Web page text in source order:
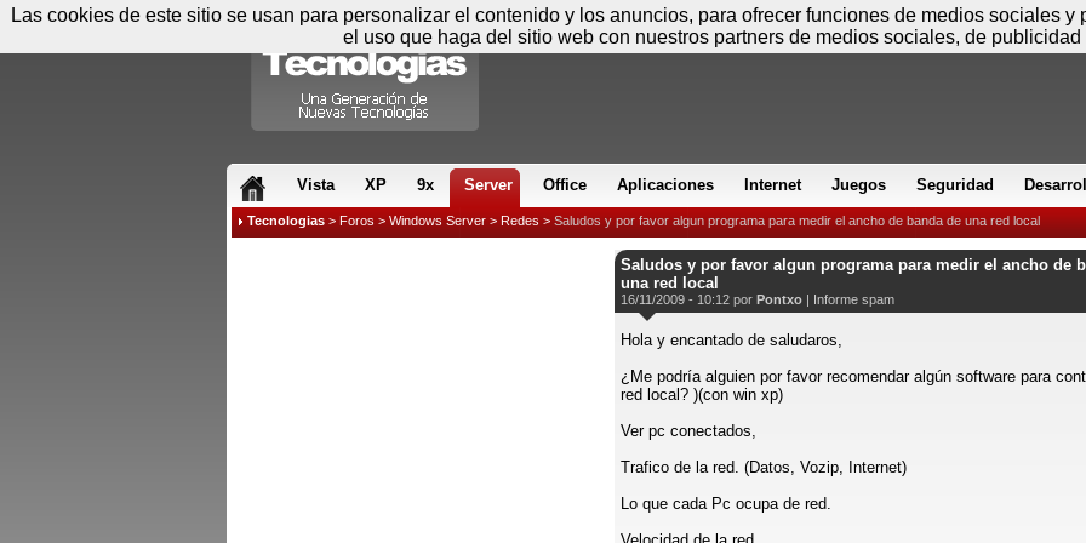
Vista XP 9x Server Office Aplicaciones Internet Juegos Seguridad
Tecnologias > Foros > Windows Server > Redes > Saludos y por favor algun programa para medir el ancho de banda de una red local
Saludos y por favor algun programa para medir el ancho de
una red local
16/11/2009 - 10:12 por Pontxo | Informe spam
Hola y encantado de saludaros,
¿Me podría alguien por favor recomendar algún software para
red local? )(con win xp)
Ver pc conectados,
Trafico de la red. (Datos, Vozip, Internet)
Lo que cada Pc ocupa de red.
Las cookies de este sitio se usan para personalizar el contenido y los anuncios, para ofrecer funciones de medios sociales
el uso que haga del sitio web con nuestros partners de medios sociales, de